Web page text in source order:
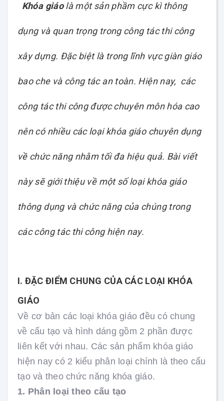
Khóa giáolà một sản phầm cực kì thông
dụng và quan trọng trong công tác thi công
xây dựng. Đặc biệt là trong lĩnh vực giàn giáo
bao che và công tác an toàn. Hiện nay, các
công tác thi công được chuyên môn hóa cao
nên có nhiều các loại khóa giáo chuyên dụng
về chức năng nhằm tối đa hiệu quả. Bài viết
này sẽ giới thiệu về một số loại khóa giáo
thông dụng và chức năng của chúng trong
các công tác thi công hiện nay.
I. ĐẶC ĐIỂM CHUNG CỦA CÁC LOẠI KHÓA
GIÁO
Về cơ bản các loại khóa giáo đều có chung
về cấu tạo và hình dáng gồm 2 phần được
liên kết với nhau. Các sản phẩm khóa giáo
hiện nay có 2 kiểu phân loại chính là theo cấu
tạo và theo chức năng khóa giáo.
1. Phân loại theo cấu tạo